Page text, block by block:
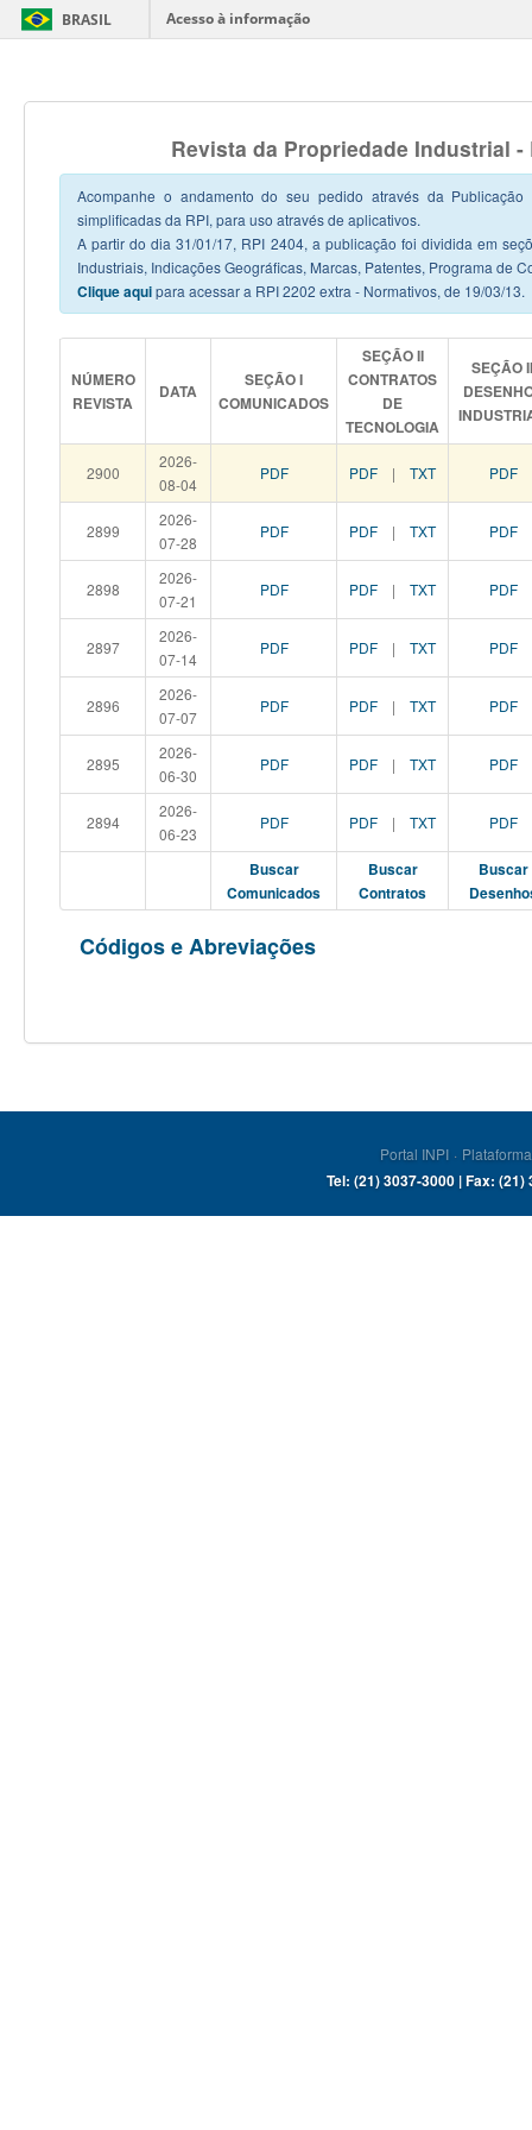
BRASIL Acesso à informação
Revista da Propriedade Industrial -
Acompanhe o andamento do seu pedido através da
simplificadas da RPI, para uso através de aplicativos.
A partir do dia 31/01/17, RPI 2404, a publicação foi dividida em
Industriais, Indicações Geográficas, Marcas, Patentes, Programa de
Clique aquipara acessar a RPI 2202 extra - Normativos, de 19/03/13.
NÚMERO
REVISTA
DATA
SEÇÃO I
COMUNICADOS
SEÇÃO II
CONTRATOS
DE
TECNOLOGIA
SEÇÃO
2900
2026-
08-04
PDF PDF | TXT PDF
2899
2026-
07-28
PDF PDF | TXT PDF
2898
2026-
07-21
PDF PDF | TXT PDF
2897
2026-
07-14
PDF PDF | TXT PDF
2896
2026-
07-07
PDF PDF | TXT PDF
2895
2026-
06-30
PDF PDF | TXT PDF
2894
2026-
06-23
PDF PDF | TXT PDF
Buscar
Comunicados
Buscar
Contratos
Buscar
Códigos e Abreviações
Portal INPI ·
Tel: (21) 3037-3000 | Fax: